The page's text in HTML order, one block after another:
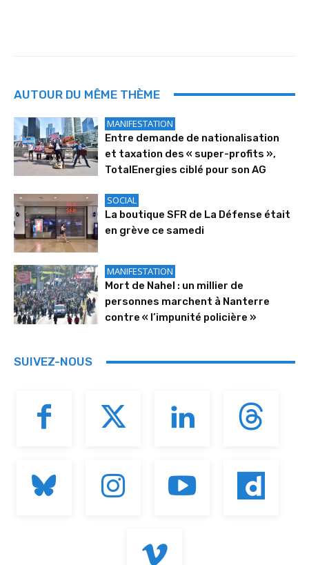
AUTOUR DU MÊME THÈME
MANIFESTATION
Entre demande de nationalisation
et taxation des « super-profits »,
TotalEnergies ciblé pour son AG
SOCIAL
La boutique SFR de La Défense était
en grève ce samedi
MANIFESTATION
Mort de Nahel : un millier de
personnes marchent à Nanterre
contre « l’impunité policière »
SUIVEZ-NOUS